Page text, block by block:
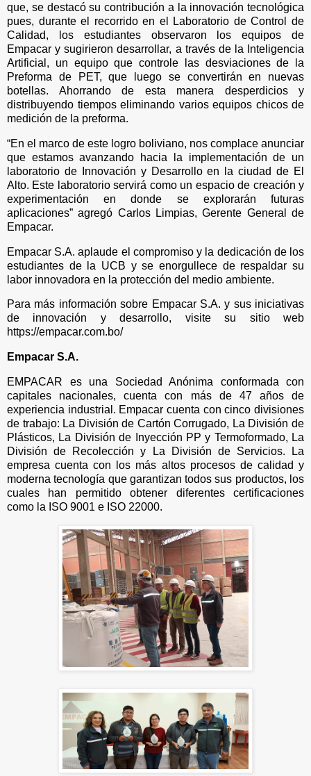
que, se destacó su contribución a la innovación tecnológica
pues, durante el recorrido en el Laboratorio de Control de
Calidad, los estudiantes observaron los equipos de
Empacar y sugirieron desarrollar, a través de la Inteligencia
Artificial, un equipo que controle las desviaciones de la
Preforma de PET, que luego se convertirán en nuevas
botellas. Ahorrando de esta manera desperdicios y
distribuyendo tiempos eliminando varios equipos chicos de
medición de la preforma.
“En el marco de este logro boliviano, nos complace anunciar
que estamos avanzando hacia la implementación de un
laboratorio de Innovación y Desarrollo en la ciudad de El
Alto. Este laboratorio servirá como un espacio de creación y
experimentación en donde se explorarán futuras
aplicaciones” agregó Carlos Limpias, Gerente General de
Empacar.
Empacar S.A. aplaude el compromiso y la dedicación de los
estudiantes de la UCB y se enorgullece de respaldar su
labor innovadora en la protección del medio ambiente.
Para más información sobre Empacar S.A. y sus iniciativas
de innovación y desarrollo, visite su sitio web
https://empacar.com.bo/
Empacar S.A.
EMPACAR es una Sociedad Anónima conformada con
capitales nacionales, cuenta con más de 47 años de
experiencia industrial. Empacar cuenta con cinco divisiones
de trabajo: La División de Cartón Corrugado, La División de
Plásticos, La División de Inyección PP y Termoformado, La
División de Recolección y La División de Servicios. La
empresa cuenta con los más altos procesos de calidad y
moderna tecnología que garantizan todos sus productos, los
cuales han permitido obtener diferentes certificaciones
como la ISO 9001 e ISO 22000.